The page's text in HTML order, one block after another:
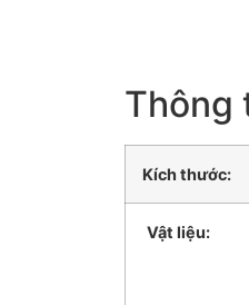
Thông
Kích thước:
Vật liệu: